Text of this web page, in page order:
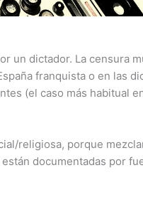
un dictador. La censura
franquista o en las
(el caso más habitual
religiosa, porque
documentadas por